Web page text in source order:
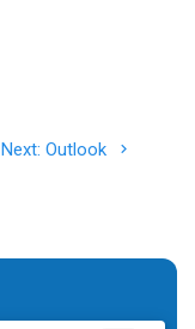
Next: Next
Outlook